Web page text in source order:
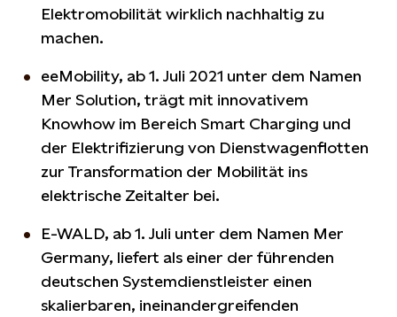
Elektromobilität wirklich nachhaltig zu
machen.
eeMobility, ab 1. Juli 2021 unter dem Namen
Mer Solution, trägt mit innovativem
Knowhow im Bereich Smart Charging und
der Elektrifizierung von Dienstwagenflotten
zur Transformation der Mobilität ins
elektrische Zeitalter bei.
E-WALD, ab 1. Juli unter dem Namen Mer
Germany, liefert als einer der führenden
deutschen Systemdienstleister einen
skalierbaren, ineinandergreifenden